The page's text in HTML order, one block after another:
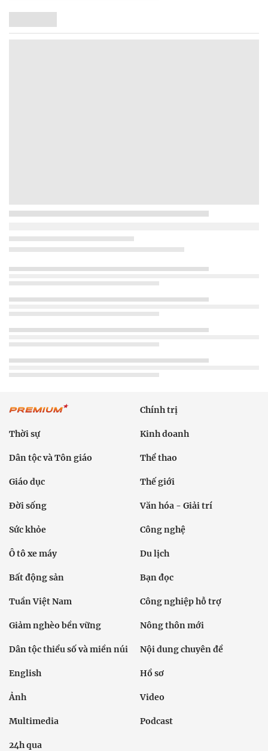
Chính trị
Thời sự Kinh doanh
Dân tộc và Tôn giáo Thể thao
Giáo dục Thế giới
Đời sống Văn hóa - Giải trí
Sức khỏe Công nghệ
Ô tô xe máy Du lịch
Bất động sản Bạn đọc
Tuần Việt Nam Công nghiệp hỗ trợ
Giảm nghèo bền vững Nông thôn mới
Dân tộc thiểu số và miền núi Nội dung chuyên đề
English Hồ sơ
Ảnh Video
Multimedia Podcast
24h qua